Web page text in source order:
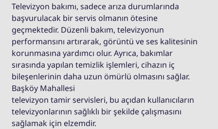
Televizyon bakımı, sadece arıza durumlarında
başvurulacak bir servis olmanın ötesine
geçmektedir. Düzenli bakım, televizyonun
performansını artırarak, görüntü ve ses kalitesinin
korunmasına yardımcı olur. Ayrıca, bakımlar
sırasında yapılan temizlik işlemleri, cihazın iç
bileşenlerinin daha uzun ömürlü olmasını sağlar.
Başköy Mahallesi
televizyon tamir servisleri, bu açıdan kullanıcıların
televizyonlarının sağlıklı bir şekilde çalışmasını
sağlamak için elzemdir.